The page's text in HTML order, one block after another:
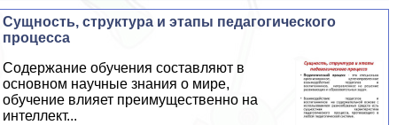
Сущность, структура и этапы педагогического
процесса
Содержание обучения составляют в
основном научные знания о мире,
обучение влияет преимущественно на
интеллект...